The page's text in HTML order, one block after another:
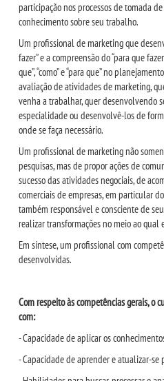
IMPRENSA
TRABALHE CONOSCO
OUVIDORIA
participação nos processos de tomada
conhecimento sobre seu trabalho.
Um profissional de marketing que
fazer” e a compreensão do “para que
que”, “como” e “para que” no
avaliação de atividades de marketing,
venha a trabalhar, quer desenvolvendo
especialidade ou desenvolvê-los de
onde se faça necessário.
Um profissional de marketing não
pesquisas, mas de propor ações de
sucesso das atividades negociais, de
comerciais de empresas, em particular
também responsável e consciente de
realizar transformações no meio ao qual
Em síntese, um profissional com
desenvolvidas.
Com respeito às competências gerais, o
com:
- Capacidade de aplicar os
- Capacidade de aprender e atualizar-se